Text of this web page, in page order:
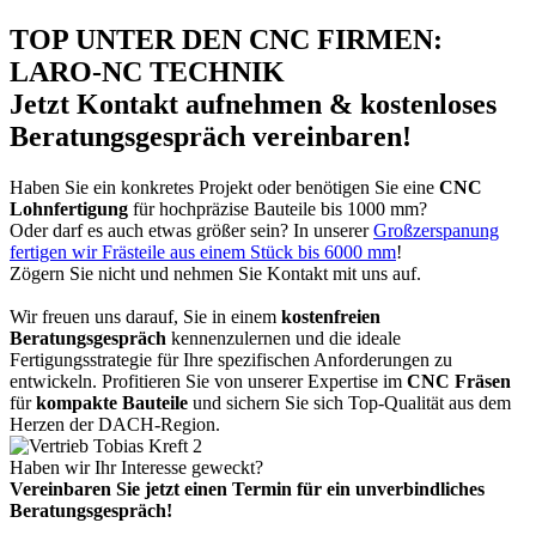
TOP UNTER DEN CNC FIRMEN:
LARO-NC TECHNIK
Jetzt Kontakt aufnehmen & kostenloses
Beratungsgespräch vereinbaren!
Haben Sie ein konkretes Projekt oder benötigen Sie eine CNC
Lohnfertigung für hochpräzise Bauteile bis 1000 mm?
Oder darf es auch etwas größer sein? In unsererGroßzerspanung
fertigen wir Frästeile aus einem Stück bis 6000 mm!
Zögern Sie nicht und nehmen Sie Kontakt mit uns auf.
Wir freuen uns darauf, Sie in einem kostenfreien
Beratungsgespräch kennenzulernen und die ideale
Fertigungsstrategie für Ihre spezifischen Anforderungen zu
entwickeln. Profitieren Sie von unserer Expertise im CNC Fräsen
fürkompakte Bauteile und sichern Sie sich Top-Qualität aus dem
Herzen der DACH-Region.
Haben wir Ihr Interesse geweckt?
Vereinbaren Sie jetzt einen Termin für ein unverbindliches
Beratungsgespräch!